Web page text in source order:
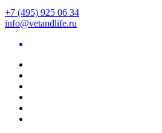
+7 (495) 925 06 34
info@vetandlife.ru